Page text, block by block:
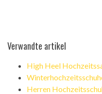
Verwandte artikel
High Heel
Herren